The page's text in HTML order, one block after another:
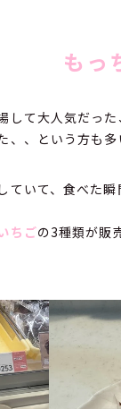
もっ
して大人気だった
、、という方も
ていて、食べた
ちごの3種類が販